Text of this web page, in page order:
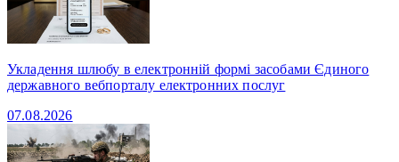
Укладення шлюбу в електронній формі засобами Єдиного
державного вебпорталу електронних послуг
07.08.2026